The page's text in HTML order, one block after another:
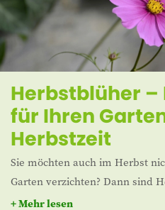
Herbstblüher
für Ihren
Herbstzeit
Sie möchten auch im Herbst
Garten verzichten? Dann sind
Richtige für Sie! Während viele
+ Mehr lesen